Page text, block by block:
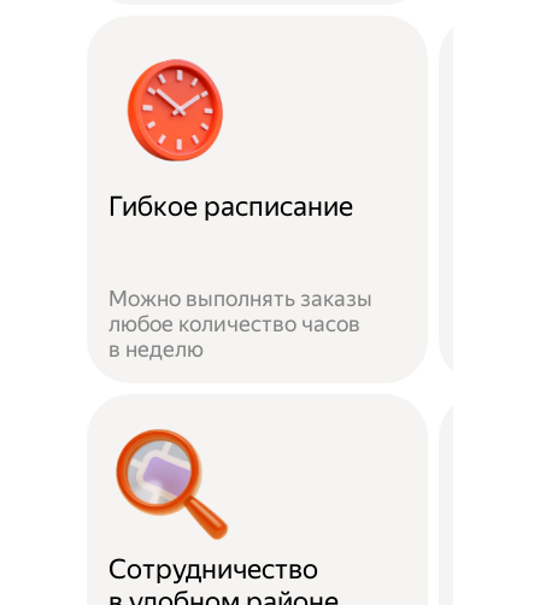
Гибкое расписание
Можно выполнять заказы
любое количество часов
в неделю
Сотрудничество